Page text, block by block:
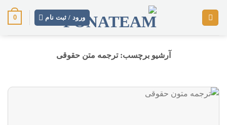
ورود / ثبت نام 0
آرشیو برچسب:ترجمه متن حقوقی